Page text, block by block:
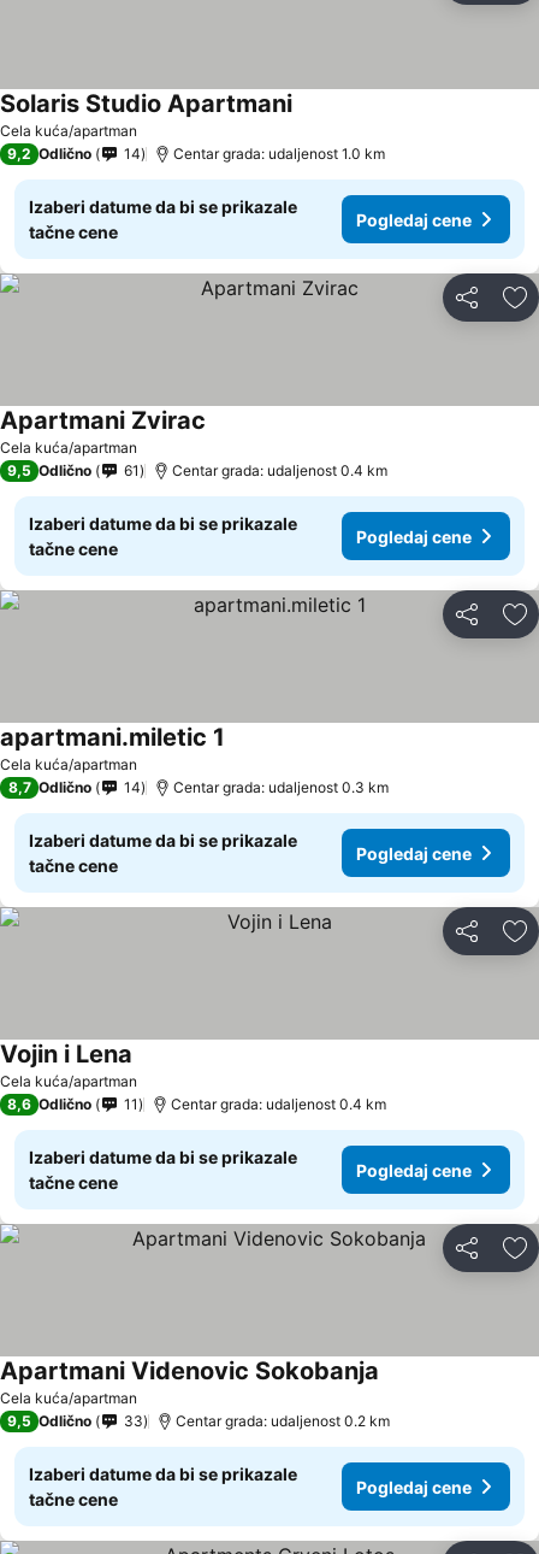
Cela kuća/apartman
Solaris Studio ApartmaniPogledaj cene
9,2 Odlično 14 Centar grada: udaljenost 1.0 km
Izaberi datume da bi se prikazale
tačne cene
Pogledaj cene
Deli
Cela kuća/apartman
Apartmani Zvirac
9,5 Odlično 61 Centar grada: udaljenost 0.4 km
Izaberi datume da bi se prikazale
tačne cene
Pogledaj cene
Deli
Cela kuća/apartman
apartmani.miletic 1
8,7 Odlično 14 Centar grada: udaljenost 0.3 km
Izaberi datume da bi se prikazale
tačne cene
Pogledaj cene
Deli
Cela kuća/apartman
Vojin i Lena
8,6 Odlično 11 Centar grada: udaljenost 0.4 km
Izaberi datume da bi se prikazale
tačne cene
Pogledaj cene
Deli
Cela kuća/apartman
Apartmani Videnovic Sokobanja
9,5 Odlično 33 Centar grada: udaljenost 0.2 km
Izaberi datume da bi se prikazale
tačne cene
Pogledaj cene